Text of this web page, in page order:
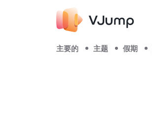
主要的 主题 假期